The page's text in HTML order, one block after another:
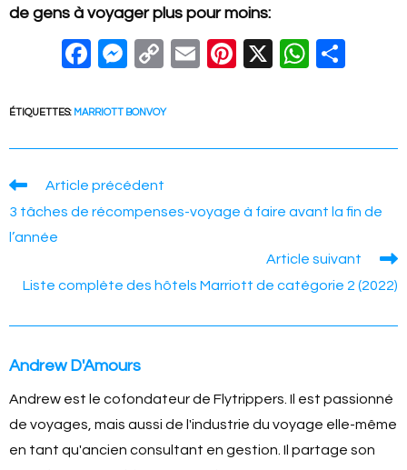
de gens à voyager plus pour moins:
F
c
e
o
M
ss
e
g
er
C
y
E
Pi
e
X
W
s
p
e
ÉTIQUETTES: MARRIOTT BONVOY
Read
articles
Article précédent
3 tâches de récompenses-voyage à faire avant la fin de
l’année
Article suivant
Liste complète des hôtels Marriott de catégorie 2 (2022)
Andrew D'Amours
Andrew est le cofondateur de Flytrippers. Il est passionné
de voyages, mais aussi de l'industrie du voyage elle-même
en tant qu'ancien consultant en gestion. Il partage son